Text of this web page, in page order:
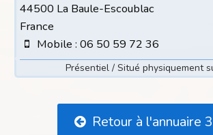
44500 La Baule-Escoublac
France
Mobile : 06 50 59 72 36
Présentiel / Situé physiquement
Retour à l'annuaire